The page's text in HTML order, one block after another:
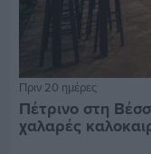
Πριν 20 ημέρες
Πέτρινο στη
χαλαρές